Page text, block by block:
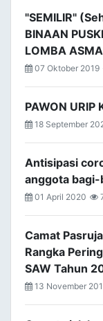
"SEMILIR"
BINAAN
LOMBA
07 Oktober 2019
PAWON URIP
18 September
Antisipasi
anggota
01 April 2020
Camat
Rangka
SAW Tahun
13 November